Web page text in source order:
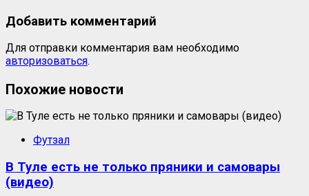
Добавить комментарий
Для отправки комментария вам необходимо
авторизоваться.
Похожие новости
Футзал
В Туле есть не только пряники и самовары
(видео)